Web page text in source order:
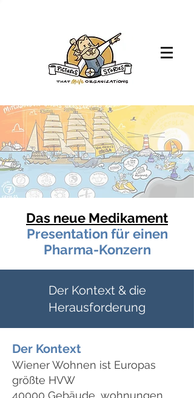
Das neue Medikament
Presentation für einen
Pharma-Konzern
Der Kontext & die
Herausforderung
Der Kontext
Wiener Wohnen ist Europas
größte HVW
40000 Gebäude, wohnungen